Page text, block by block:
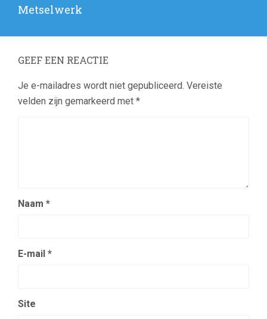
Volgend
Metselwerk
GEEF EEN REACTIE
Je e-mailadres wordt niet gepubliceerd. Vereiste
velden zijn gemarkeerd met *
Naam *
E-mail *
Site